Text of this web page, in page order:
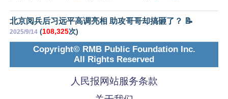
北京阅兵后习远平高调亮相 助攻哥哥却搞砸了？ 📝
2025/9/14 (108,325次)
Copyright© RMB Public Foundation Inc.
All Rights Reserved
人民报网站服务条款